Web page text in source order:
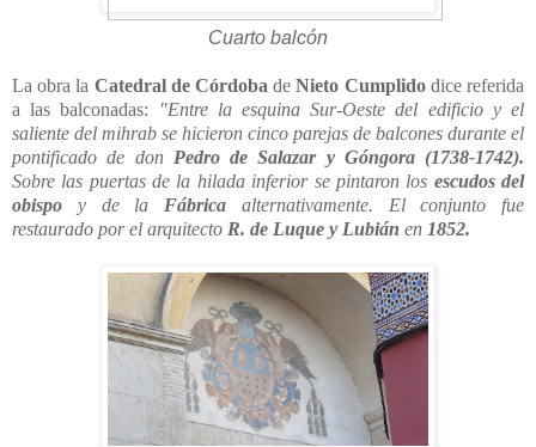
Cuarto balcón
La obra la Catedral de Córdoba deNieto Cumplidodice referida
a las balconadas:
"Entre la esquina Sur-Oeste del edificio y el
saliente del mihrab se hicieron cinco parejas de balcones durante el
pontificado de don Pedro de Salazar y Góngora (1738-1742).
Sobre las puertas de la hilada inferior se pintaron los escudos del
obispo y de la Fábrica alternativamente. El conjunto fue
restaurado por el arquitecto R. de Luque y Lubián en 1852.